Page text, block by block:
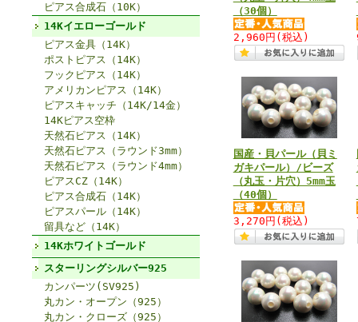
ピアス合成石（10K）
14Kイエローゴールド
ピアス金具（14K）
ポストピアス（14K）
フックピアス（14K）
アメリカンピアス（14K）
ピアスキャッチ（14K/14金）
14Kピアス空枠
天然石ピアス（14K）
天然石ピアス（ラウンド3mm）
天然石ピアス（ラウンド4mm）
ピアスCZ（14K）
ピアス合成石（14K）
ピアスパール（14K）
留具など（14K）
14Kホワイトゴールド
スターリングシルバー925
カンパーツ(SV925)
丸カン・オープン（925）
丸カン・クローズ（925）
（30個）
2,960円 (税込)
国産・貝パール（貝ミ
ガキパール）/ビーズ
（丸玉・片穴）5mm玉
（40個）
3,270円 (税込)